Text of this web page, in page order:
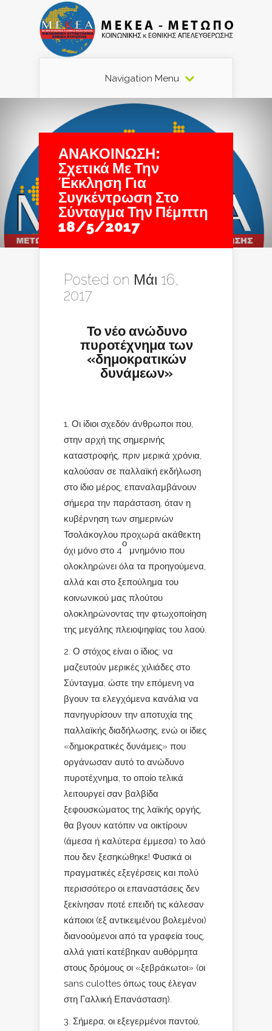
Navigation Menu
ΑΝΑΚΟΙΝΩΣΗ:
Σχετικά Με Την
Έκκληση Για
Συγκέντρωση Στο
Σύνταγμα Την Πέμπτη
18/5/2017
Posted on Μάι 16,
2017
Το νέο ανώδυνο
πυροτέχνημα των
«δημοκρατικών
δυνάμεων»
1. Οι ίδιοι σχεδόν άνθρωποι που,
στην αρχή της σημερινής
καταστροφής, πριν μερικά χρόνια,
καλούσαν σε παλλαϊκή εκδήλωση
στο ίδιο μέρος, επαναλαμβάνουν
σήμερα την παράσταση, όταν η
κυβέρνηση των σημερινών
Τσολάκογλου προχωρά ακάθεκτη
όχι μόνο στο 4
ο
μνημόνιο που
ολοκληρώνει όλα τα προηγούμενα,
αλλά και στο ξεπούλημα του
κοινωνικού μας πλούτου
ολοκληρώνοντας την φτωχοποίηση
της μεγάλης πλειοψηφίας του λαού.
2. Ο στόχος είναι ο ίδιος: να
μαζευτούν μερικές χιλιάδες στο
Σύνταγμα, ώστε την επόμενη να
βγουν τα ελεγχόμενα κανάλια να
πανηγυρίσουν την αποτυχία της
παλλαϊκής διαδήλωσης, ενώ οι ίδιες
«δημοκρατικές δυνάμεις» που
οργάνωσαν αυτό το ανώδυνο
πυροτέχνημα, το οποίο τελικά
λειτουργεί σαν βαλβίδα
ξεφουσκώματος της λαϊκής οργής,
θα βγουν κατόπιν να οικτίρουν
(άμεσα ή καλύτερα έμμεσα) το λαό
που δεν ξεσηκώθηκε! Φυσικά οι
πραγματικές εξεγέρσεις και πολύ
περισσότερο οι επαναστάσεις δεν
ξεκίνησαν ποτέ επειδή τις κάλεσαν
κάποιοι (εξ αντικειμένου βολεμένοι)
διανοούμενοι από τα γραφεία τους,
αλλά γιατί κατέβηκαν αυθόρμητα
στους δρόμους οι «ξεβράκωτοι» (οι
sans culottes όπως τους έλεγαν
στη Γαλλική Επανάσταση).
3. Σήμερα, οι εξεγερμένοι παντού,